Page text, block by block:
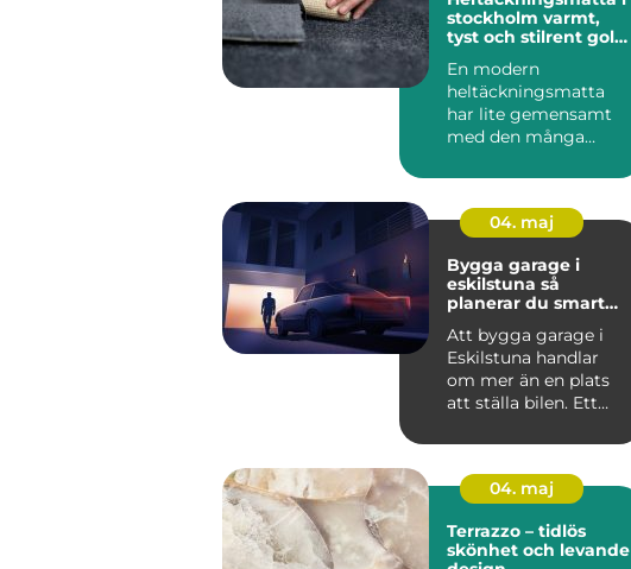
stockholm varmt,
tyst och stilrent golv
En modern
heltäckningsmatta
har lite gemensamt
med den många
80-talet. Dagens
mat...
04. maj
Bygga garage i
eskilstuna så
planerar du smart
Att bygga garage i
Eskilstuna handlar
om mer än en plats
att ställa bilen. Ett
ger...
04. maj
Terrazzo – tidlös
skönhet och levande